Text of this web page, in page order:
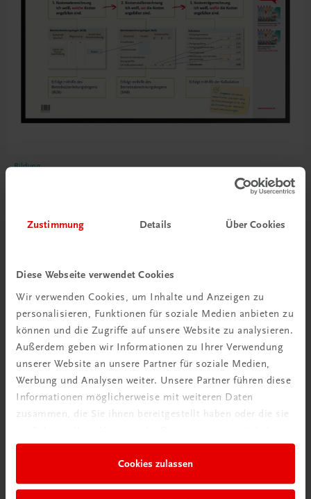
Zustimmung Details Über Cookies
Diese Webseite verwendet Cookies
Wir verwenden Cookies, um Inhalte und Anzeigen zu
personalisieren, Funktionen für soziale Medien anbieten zu
können und die Zugriffe auf unsere Website zu analysieren.
Außerdem geben wir Informationen zu Ihrer Verwendung
unserer Website an unsere Partner für soziale Medien,
Werbung und Analysen weiter. Unsere Partner führen diese
Informationen möglicherweise mit weiteren Daten
zusammen, die Sie ihnen bereitgestellt haben oder die sie
Cookies zulassen
Bildung